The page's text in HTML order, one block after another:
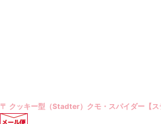
〒 クッキー型（Stadter）長靴【ステンレス】 [